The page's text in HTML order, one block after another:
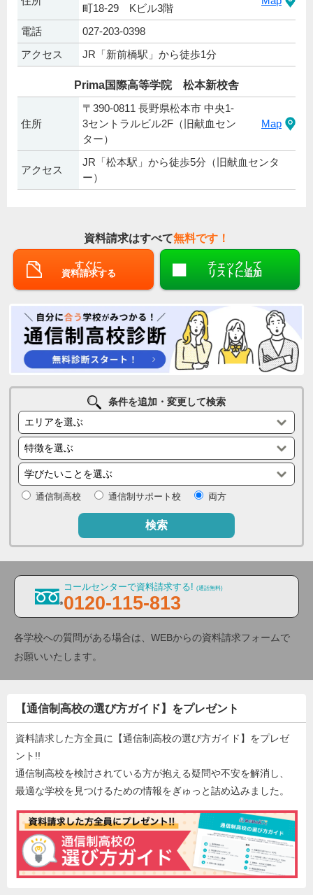
町18-29 Kビル3階
電話
027-203-0398
アクセス
JR「新前橋駅」から徒歩1分
Prima国際高等学院 松本新校舎
住所
〒390-0811 長野県松本市 中央1-
3セントラルビル2F（旧献血セン
ター）
Map
アクセス
JR「松本駅」から徒歩5分（旧献血センタ
ー）
資料請求はすべて無料です！
すぐに
資料請求する
チェックして
リストに追加
条件を追加・変更して検索
通信制高校 通信制サポート校 両方
検索
コールセンターで資料請求する! (通話無料)
0120-115-813
各学校への質問がある場合は、WEBからの資料請求フォームで
お願いいたします。
【通信制高校の選び方ガイド】をプレゼント
資料請求した方全員に【通信制高校の選び方ガイド】をプレゼ
ント!!
通信制高校を検討されている方が抱える疑問や不安を解消し、
最適な学校を見つけるための情報をぎゅっと詰め込みました。